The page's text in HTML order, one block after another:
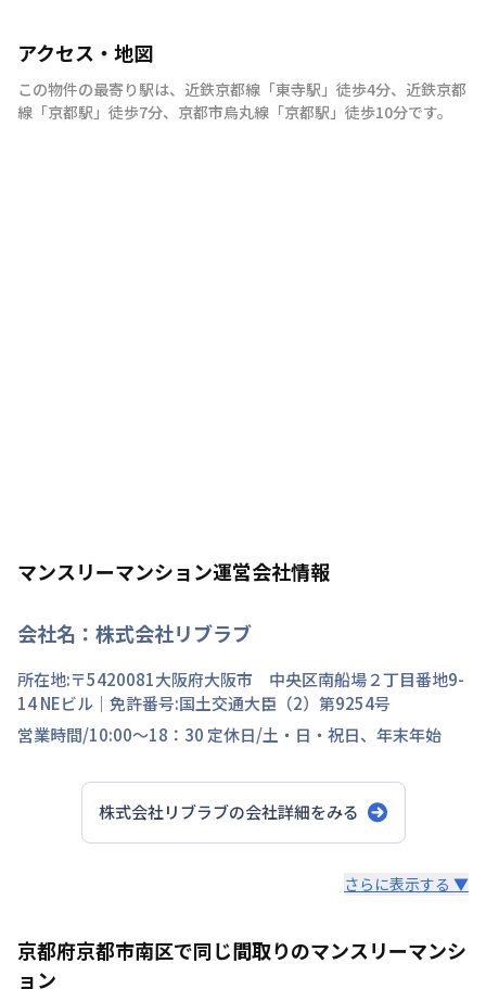
アクセス・地図
この物件の最寄り駅は、 近鉄京都線 「東寺駅 」 徒歩4分、 近鉄京都
線 「京都駅 」 徒歩7分、 京都市烏丸線 「京都駅 」 徒歩10分です。
マンスリーマンション運営会社情報
会社名： 株式会社リブラブ
所在地:〒5420081大阪府大阪市 中央区南船場２丁目番地9-
14 NEビル ｜免許番号:国土交通大臣（2）第9254号
営業時間/10:00～18：30 定休日/土・日・祝日、年末年始
株式会社リブラブの会社詳細をみる
安心の日商エステムグループ｜創業30年以上の歴史を誇
る不動産のプロだからこそ、確かな実績があります。
さらに表示する ▼
京都府京都市南区で同じ間取りのマンスリーマンシ
ョン